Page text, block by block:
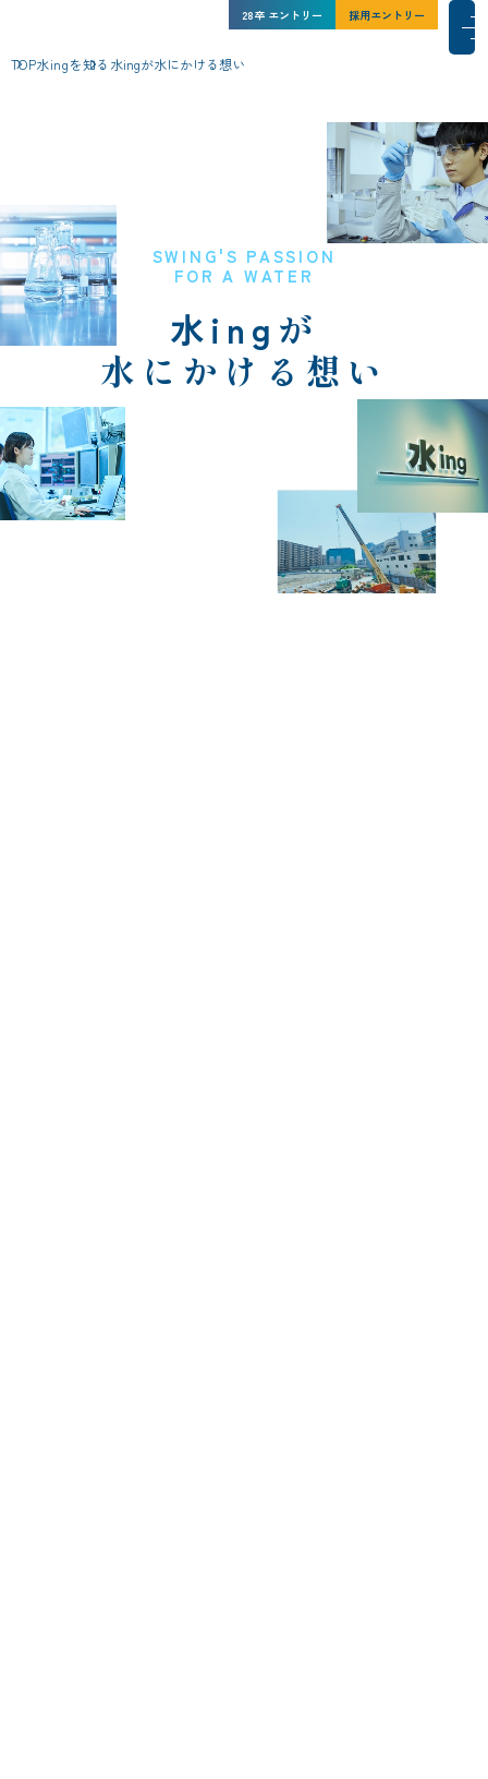
メインコンテンツにスキップ28卒 エントリー 採用エントリー
27卒 インターン シップ 採用エントリー
水ingの環境
採用情報
NEWS一覧
サイトマップ
コーポレートサイト
このサイトについて
個人情報保護方針
TOP水ingを知る 水ingが水にかける想い
SWING'S PASSION
FOR A WATER
水ing が
水にかける想い